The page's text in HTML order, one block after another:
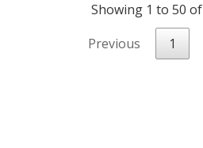
Showing 1 to 50
Previous
1